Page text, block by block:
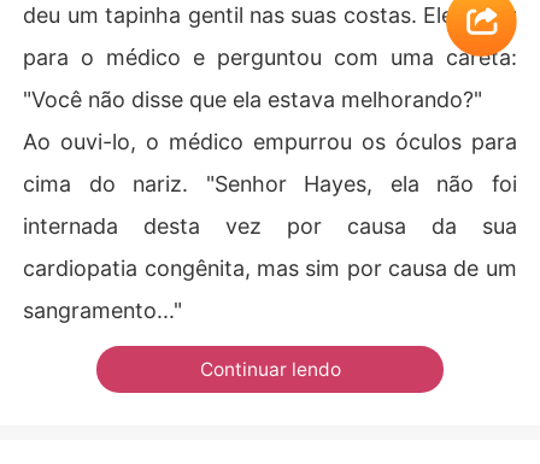
deu um tapinha gentil nas suas costas. Ele olhou
para o médico e perguntou com uma careta:
"Você não disse que ela estava melhorando?"
Ao ouvi-lo, o médico empurrou os óculos para
cima do nariz. "Senhor Hayes, ela não foi
internada desta vez por causa da sua
cardiopatia congênita, mas sim por causa de um
sangramento..."
Continuar lendo